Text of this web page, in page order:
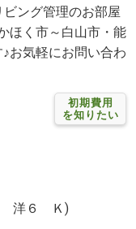
ング管理のお部屋
ほく市～白山市・能
お気軽にお問い合わ
初期費用
を知りたい
洋６ Ｋ)